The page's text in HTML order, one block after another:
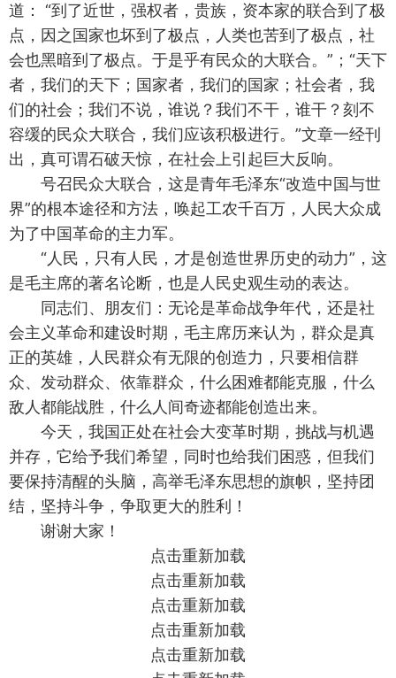
道： “到了近世，强权者，贵族，资本家的联合到了极
点，因之国家也坏到了极点，人类也苦到了极点，社
会也黑暗到了极点。于是乎有民众的大联合。”；“天下
者，我们的天下；国家者，我们的国家；社会者，我
们的社会；我们不说，谁说？我们不干，谁干？刻不
容缓的民众大联合，我们应该积极进行。”文章一经刊
出，真可谓石破天惊，在社会上引起巨大反响。
号召民众大联合，这是青年毛泽东“改造中国与世
界”的根本途径和方法，唤起工农千百万，人民大众成
为了中国革命的主力军。
“人民，只有人民，才是创造世界历史的动力”，这
是毛主席的著名论断，也是人民史观生动的表达。
同志们、朋友们：无论是革命战争年代，还是社
会主义革命和建设时期，毛主席历来认为，群众是真
正的英雄，人民群众有无限的创造力，只要相信群
众、发动群众、依靠群众，什么困难都能克服，什么
敌人都能战胜，什么人间奇迹都能创造出来。
今天，我国正处在社会大变革时期，挑战与机遇
并存，它给予我们希望，同时也给我们困惑，但我们
要保持清醒的头脑，高举毛泽东思想的旗帜，坚持团
结，坚持斗争，争取更大的胜利！
谢谢大家！
点击重新加载
点击重新加载
点击重新加载
点击重新加载
点击重新加载